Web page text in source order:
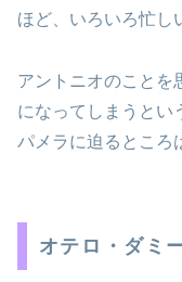
ほど、いろいろ忙し
アントニオのことを
になってしまうとい
パメラに迫るところ
オテロ・ダミ